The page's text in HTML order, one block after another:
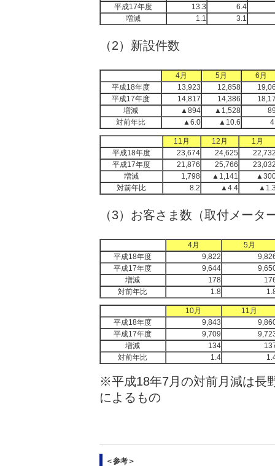
平成17年度
13.3
6.4
増減
1.1 3.1
（2）新設件数
4月 5月
6月
平成18年度
13,923 12,858
平成17年度
14,817 14,386
増減
▲894 ▲1,528
対前年比
▲6.0 ▲10.6
11月 12月
1月
平成18年度
23,674 24,625
平成17年度
21,876 25,766
増減
1,798 ▲1,141
対前年比
8.2 ▲4.4
（3）お客さま数（取付メータ
4月
5月
平成18年度
9,822
平成17年度
9,644
増減
178
対前年比
1.8
10月
11月
平成18年度
9,843
平成17年度
9,709
増減
134
対前年比
1.4
※平成18年7月の対前月減は長
によるもの
＜参考＞